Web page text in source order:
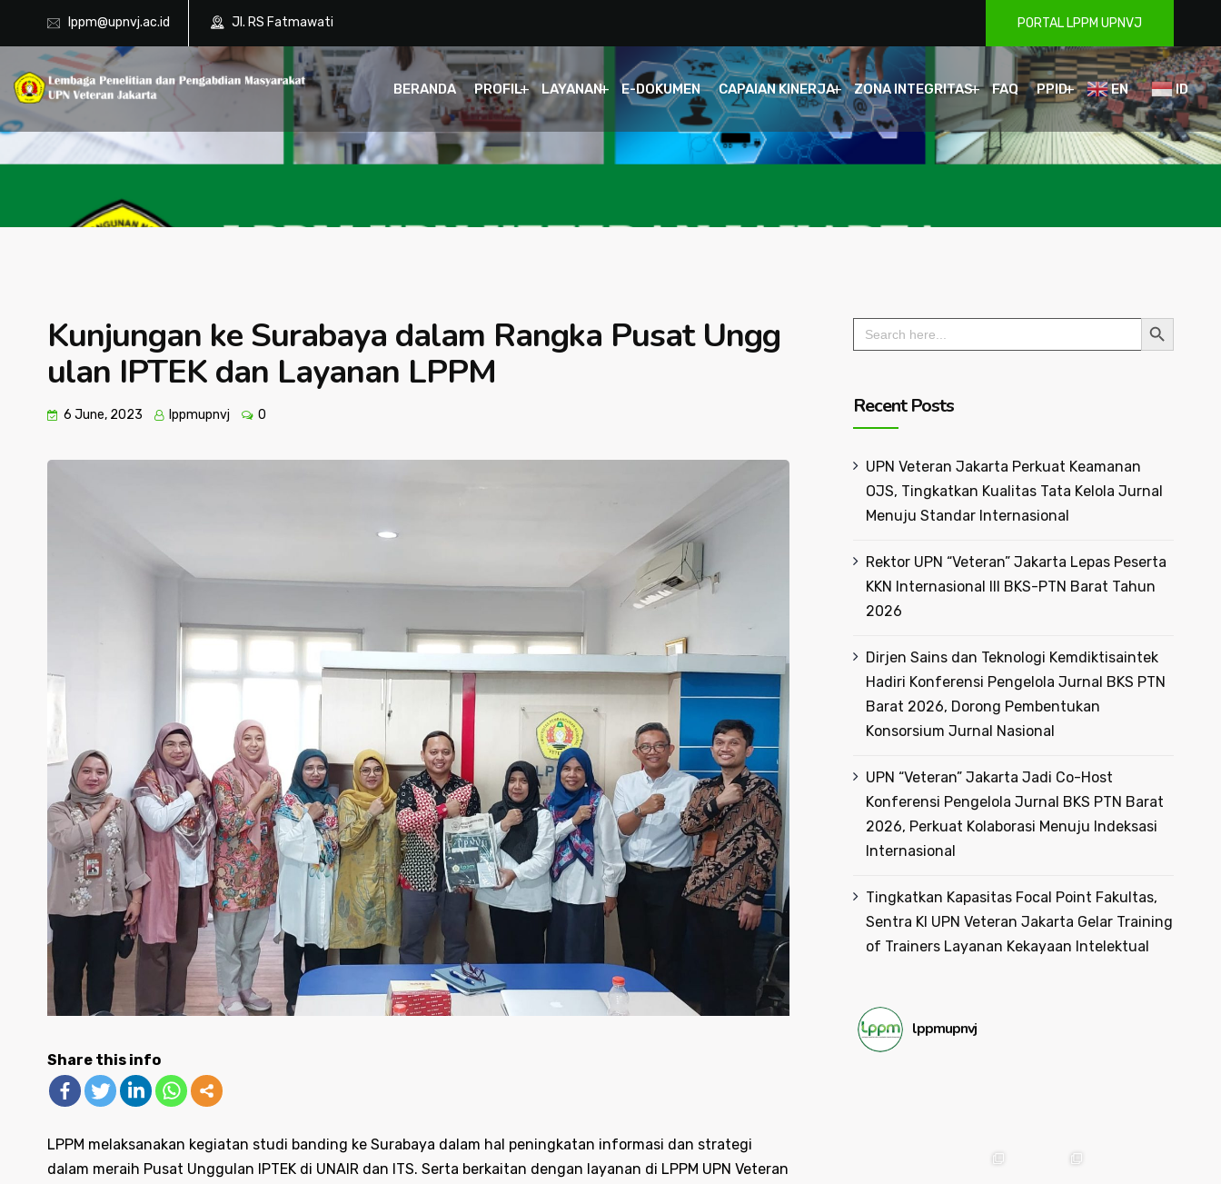
lppm@upnvj.ac.id Jl. RS Fatmawati PORTAL LPPM UPNVJ
BERANDA PROFIL LAYANAN E-DOKUMEN CAPAIAN KINERJA ZONA INTEGRITAS FAQ PPID EN ID
Kunjungan ke Surabaya dalam Rangka Pusat Ungg
ulan IPTEK dan Layanan LPPM
6 June, 2023 lppmupnvj 0
Share this info
LPPM melaksanakan kegiatan studi banding ke Surabaya dalam hal peningkatan informasi dan strategi
dalam meraih Pusat Unggulan IPTEK di UNAIR dan ITS. Serta berkaitan dengan layanan di LPPM UPN Veteran
Search
for:
Search Button
Recent Posts
UPN Veteran Jakarta Perkuat Keamanan
OJS, Tingkatkan Kualitas Tata Kelola Jurnal
Menuju Standar Internasional
Rektor UPN “Veteran” Jakarta Lepas Peserta
KKN Internasional III BKS-PTN Barat Tahun
2026
Dirjen Sains dan Teknologi Kemdiktisaintek
Hadiri Konferensi Pengelola Jurnal BKS PTN
Barat 2026, Dorong Pembentukan
Konsorsium Jurnal Nasional
UPN “Veteran” Jakarta Jadi Co-Host
Konferensi Pengelola Jurnal BKS PTN Barat
2026, Perkuat Kolaborasi Menuju Indeksasi
Internasional
Tingkatkan Kapasitas Focal Point Fakultas,
Sentra KI UPN Veteran Jakarta Gelar Training
of Trainers Layanan Kekayaan Intelektual
lppmupnvj